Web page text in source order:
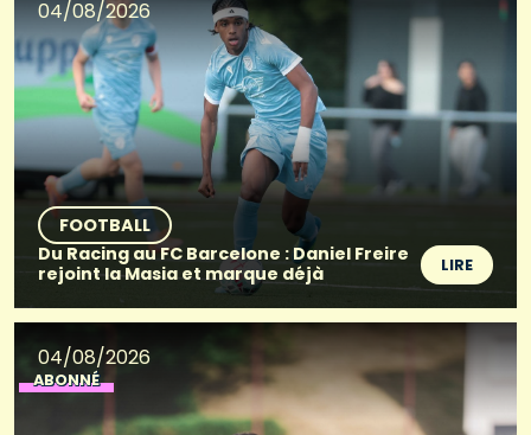
04/08/2026
FOOTBALL
Du Racing au FC Barcelone : Daniel Freire
rejoint la Masia et marque déjà
LIRE
04/08/2026
ABONNÉ